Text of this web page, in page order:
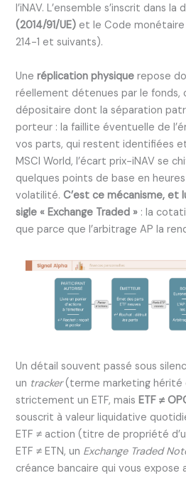
l’iNAV. L’ensemble s’inscrit dans
(2014/91/UE) et le Code
214-1 et suivants).
Uneréplication physique repose
réellement détenues par le fonds,
dépositaire dont la séparation
porteur : la faillite éventuelle de
vos parts, qui restent identifiées
MSCI World, l’écart prix-iNAV se
quelques points de base en
volatilité.C’est ce mécanisme, et
sigle « Exchange Traded » : la
que parce que l’arbitrage AP la
Un détail souvent passé sous
un tracker(terme marketing hérité
strictement un ETF, maisETF ≠
souscrit à valeur liquidative
ETF ≠ action (titre de propriété
ETF ≠ ETN, un Exchange Traded
créance bancaire qui vous expose